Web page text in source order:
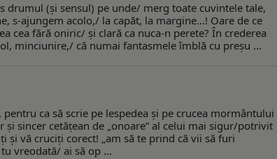
drumul (şi sensul) pe unde/ merg toate cuvintele tale,
s-ajungem acolo,/ la capăt, la margine...! Oare de ce
cea fără oniric/ şi clară ca nuca-n perete? În crederea
minciunire,/ că numai fantasmele îmblă cu preşu ...
ca să scrie pe lespedea şi pe crucea mormântului
sincer cetăţean de „onoare” al celui mai sigur/potrivit
şi vă cruciţi corect! „am să te prind că vii să furi
vreodată/ ai să op ...